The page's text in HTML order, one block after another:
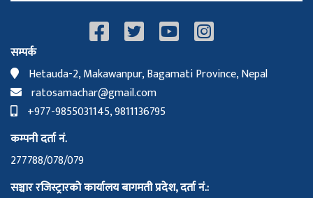
सम्पर्क
Hetauda-2, Makawanpur, Bagamati Province, Nepal
ratosamachar@gmail.com
+977-9855031145, 9811136795
कम्पनी दर्ता नं.
277788/078/079
सञ्चार रजिस्ट्रारको कार्यालय बागमती प्रदेश, दर्ता नं.: